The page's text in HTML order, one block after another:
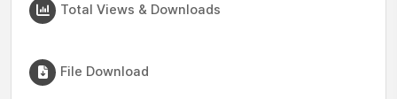
Total Views & Downloads
File Download